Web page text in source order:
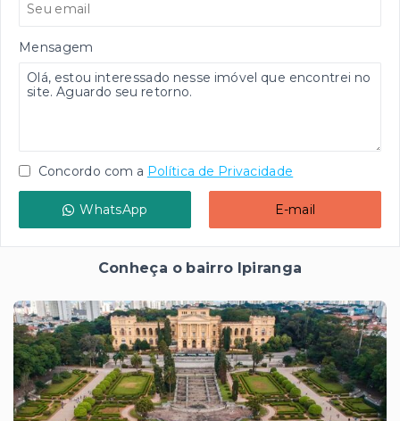
Mensagem
Concordo com a Política de Privacidade
WhatsApp E-mail
Conheça o bairro Ipiranga